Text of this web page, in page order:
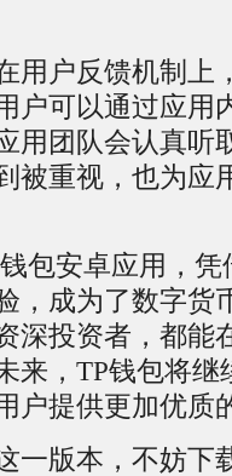
用户反馈机制上
户可以通过应用
用团队会认真听
被重视，也为应
包安卓应用，
，成为了数字货
深投资者，都能
来，TP钱包将
户提供更加优质
一版本，不妨下